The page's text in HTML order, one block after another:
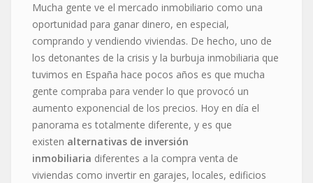
Mucha gente ve el mercado inmobiliario como una
oportunidad para ganar dinero, en especial,
comprando y vendiendo viviendas. De hecho, uno de
los detonantes de la crisis y la burbuja inmobiliaria que
tuvimos en España hace pocos años es que mucha
gente compraba para vender lo que provocó un
aumento exponencial de los precios. Hoy en día el
panorama es totalmente diferente, y es que
existen alternativas de inversión
inmobiliaria diferentes a la compra venta de
viviendas como invertir en garajes, locales, edificios